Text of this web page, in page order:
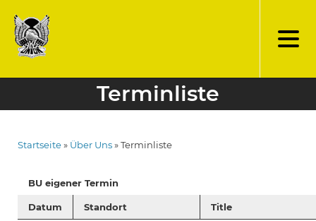
zum
Inhalt
Terminliste
Startseite Über Uns Terminliste
BU eigener Termin
Datum Standort
Title